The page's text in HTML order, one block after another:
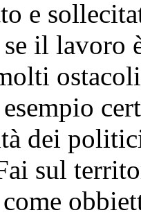
e
il lavoro
dei
sul